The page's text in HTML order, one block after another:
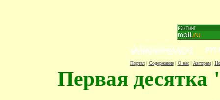
Портал| Содержание| О нас| Авторам|
Первая десятка